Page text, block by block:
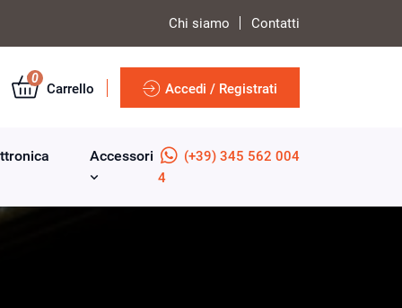
Chi siamo Contatti
0
Carrello Accedi / Registrati
Accessori
(+39) 345 562 004
4